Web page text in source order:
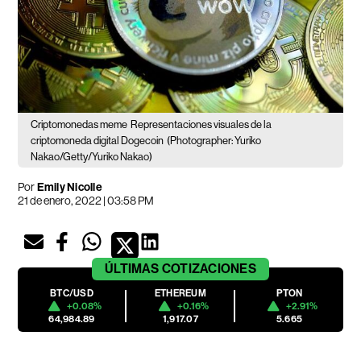
Criptomonedas meme Representaciones visuales de la
criptomoneda digital Dogecoin (Photographer: Yuriko
Nakao/Getty/Yuriko Nakao)
PorEmily Nicolle
21 de enero, 2022 | 03:58 PM
ÚLTIMAS COTIZACIONES
BTC/USD
+0.08%
64,984.89
ETHEREUM
+0.16%
1,917.07
PTON
+2.91%
5.665